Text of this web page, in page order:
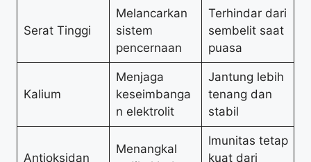
Serat Tinggi
Melancarkan
sistem
pencernaan
Terhindar dari
sembelit saat
puasa
Kalium
Menjaga
keseimbanga
n elektrolit
Jantung lebih
tenang dan
stabil
Antioksidan
Menangkal
Imunitas tetap
kuat dari